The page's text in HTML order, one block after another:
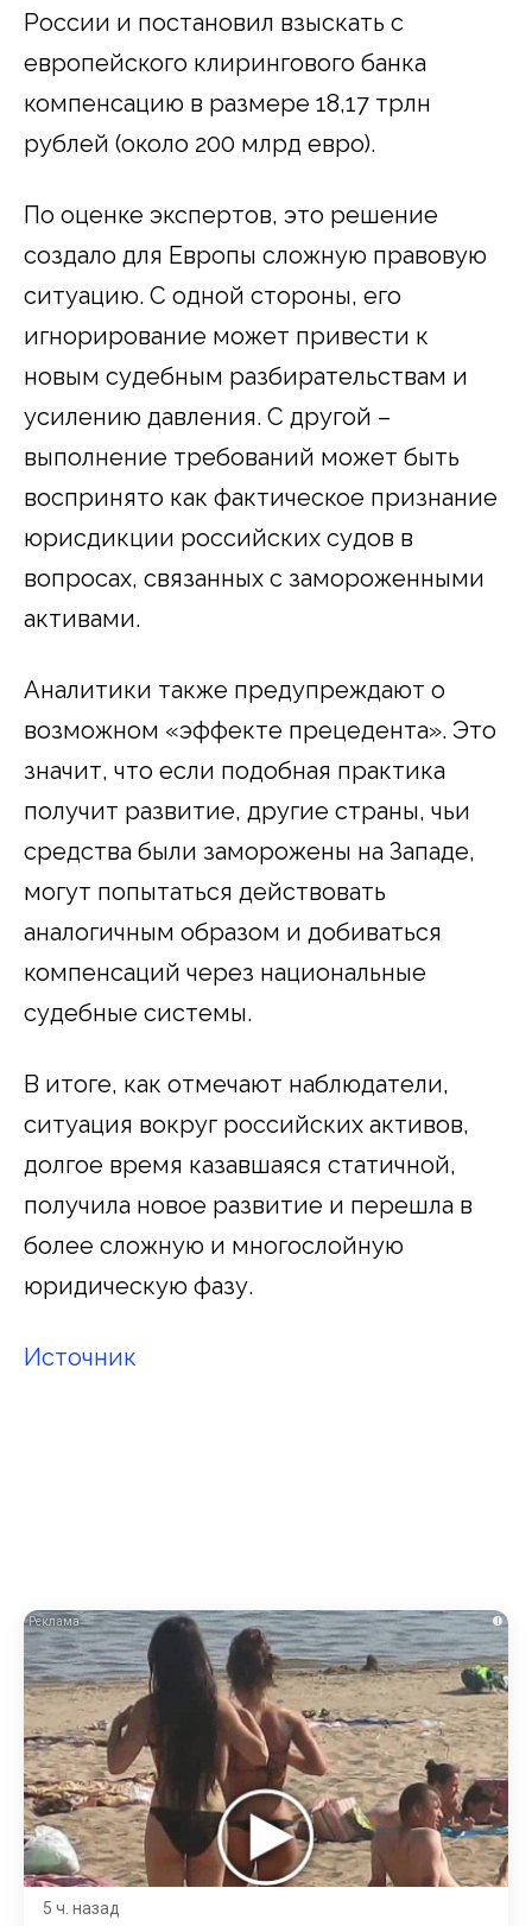
России и постановил взыскать с
европейского клирингового банка
компенсацию в размере 18,17 трлн
рублей (около 200 млрд евро).
По оценке экспертов, это решение
создало для Европы сложную правовую
ситуацию. С одной стороны, его
игнорирование может привести к
новым судебным разбирательствам и
усилению давления. С другой –
выполнение требований может быть
воспринято как фактическое признание
юрисдикции российских судов в
вопросах, связанных с замороженными
активами.
Аналитики также предупреждают о
возможном «эффекте прецедента». Это
значит, что если подобная практика
получит развитие, другие страны, чьи
средства были заморожены на Западе,
могут попытаться действовать
аналогичным образом и добиваться
компенсаций через национальные
судебные системы.
В итоге, как отмечают наблюдатели,
ситуация вокруг российских активов,
долгое время казавшаяся статичной,
получила новое развитие и перешла в
более сложную и многослойную
юридическую фазу.
Источник
i
5 ч. назад